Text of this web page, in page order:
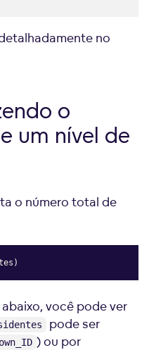
no
o
um nível de
o número total de
você pode ver
pode ser
) ou por